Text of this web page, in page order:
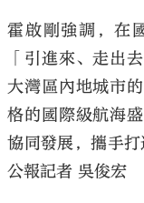
霍啟剛強調，在
「引進來、走出
大灣區內地城市
格的國際級航海
協同發展，攜手
公報記者 吳俊宏